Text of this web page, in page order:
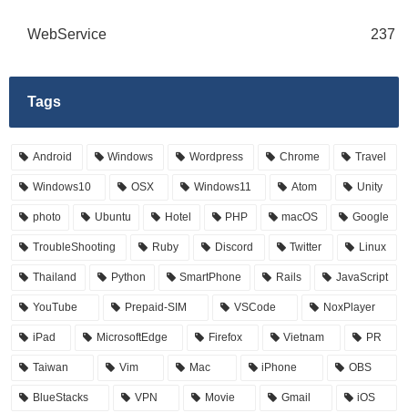
WebService 237
Tags
Android Windows Wordpress Chrome Travel
Windows10 OSX Windows11 Atom Unity
photo Ubuntu Hotel PHP macOS Google
TroubleShooting Ruby Discord Twitter Linux
Thailand Python SmartPhone Rails JavaScript
YouTube Prepaid-SIM VSCode NoxPlayer
iPad MicrosoftEdge Firefox Vietnam PR
Taiwan Vim Mac iPhone OBS
BlueStacks VPN Movie Gmail iOS